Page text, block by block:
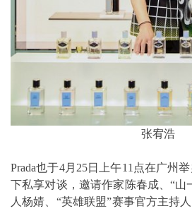
张宥浩
Prada也于4月25日上午11点在广州
下私享对谈，邀请作家陈春成、“山
人杨婧、“英雄联盟”赛事官方主持